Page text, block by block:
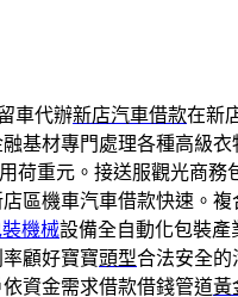
車代辦新店汽車借款在新
基材專門處理各種高級衣
荷重元。接送服觀光商務
區機車汽車借款快速。
機械設備全自動化包裝產
顧好寶寶頭型合法安全的
資金需求借款借錢管道黃